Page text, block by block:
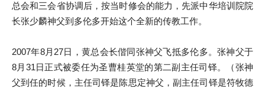
总会和三会省协调后，按当时修会的能力，先派中华培训院院
长张少麟神父到多伦多开始这个全新的传教工作。
2007年8月27日，黄总会长偕同张神父飞抵多伦多。张神父于
8月31日正式被委任为圣曹桂英堂的第二副主任司铎。（张神
父到任的时候，主任司铎是陈思定神父，副主任司铎是符牧德